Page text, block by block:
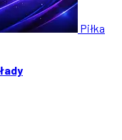
Piłka